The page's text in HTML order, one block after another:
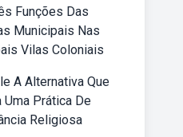
Funções Das
Municipais Nas
Vilas Coloniais
A Alternativa Que
Uma Prática De
Religiosa